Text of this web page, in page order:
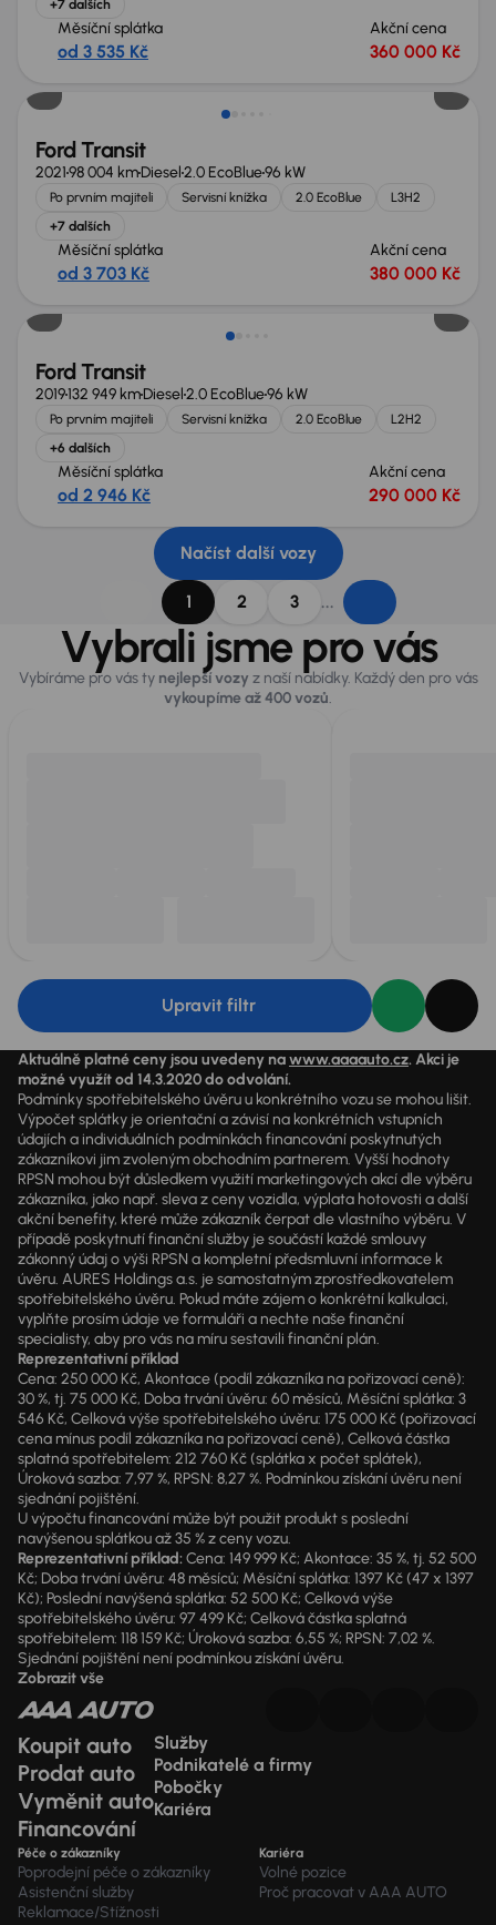
+7 dalších
Měsíční splátka
od 3 535 Kč
Akční cena
360 000 Kč
Nově v nabídce
Ford Transit
202198 004 kmDiesel2.0 EcoBlue96 kW
Po prvním majiteli Servisní knížka 2.0 EcoBlue
L3H2
+7 dalších
Měsíční splátka
od 3 703 Kč
Akční cena
380 000 Kč
Extra sleva 19 000 Kč
Ford Transit
2019132 949 kmDiesel2.0 EcoBlue96 kW
Po prvním majiteli Servisní knížka 2.0 EcoBlue
L2H2
+6 dalších
Měsíční splátka
od 2 946 Kč
Akční cena
290 000 Kč
Načíst další vozy
1 2 3 ...
Vybrali jsme pro vás
Vybíráme pro vás ty nejlepší vozy z naší nabídky. Každý den pro vás
vykoupíme až 400 vozů.
Upravit filtr
Aktuálně platné ceny jsou uvedeny nawww.aaaauto.cz. Akci je
možné využít od 14.3.2020 do odvolání.
Podmínky spotřebitelského úvěru u konkrétního vozu se mohou lišit.
Výpočet splátky je orientační a závisí na konkrétních vstupních
údajích a individuálních podmínkách financování poskytnutých
zákazníkovi jim zvoleným obchodním partnerem. Vyšší hodnoty
RPSN mohou být důsledkem využití marketingových akcí dle výběru
zákazníka, jako např. sleva z ceny vozidla, výplata hotovosti a další
akční benefity, které může zákazník čerpat dle vlastního výběru. V
případě poskytnutí finanční služby je součástí každé smlouvy
zákonný údaj o výši RPSN a kompletní předsmluvní informace k
úvěru. AURES Holdings a.s. je samostatným zprostředkovatelem
spotřebitelského úvěru. Pokud máte zájem o konkrétní kalkulaci,
vyplňte prosím údaje ve formuláři a nechte naše finanční
specialisty, aby pro vás na míru sestavili finanční plán.
Reprezentativní příklad
Cena: 250 000 Kč, Akontace (podíl zákazníka na pořizovací ceně):
30 %, tj. 75 000 Kč, Doba trvání úvěru: 60 měsíců, Měsíční splátka: 3
546 Kč, Celková výše spotřebitelského úvěru: 175 000 Kč (pořizovací
cena mínus podíl zákazníka na pořizovací ceně), Celková částka
splatná spotřebitelem: 212 760 Kč (splátka x počet splátek),
Úroková sazba: 7,97 %, RPSN: 8,27 %. Podmínkou získání úvěru není
sjednání pojištění.
U výpočtu financování může být použit produkt s poslední
navýšenou splátkou až 35 % z ceny vozu.
Reprezentativní příklad:Cena: 149 999 Kč; Akontace: 35 %, tj. 52 500
Kč; Doba trvání úvěru: 48 měsíců; Měsíční splátka: 1397 Kč (47 x 1397
Kč); Poslední navýšená splátka: 52 500 Kč; Celková výše
spotřebitelského úvěru: 97 499 Kč; Celková částka splatná
spotřebitelem: 118 159 Kč; Úroková sazba: 6,55 %; RPSN: 7,02 %.
Sjednání pojištění není podmínkou získání úvěru.
Zobrazit vše
Koupit auto
Prodat auto
Vyměnit auto
Financování
Služby
Podnikatelé a firmy
Pobočky
Kariéra
Péče o zákazníky
Poprodejní péče o zákazníky
Asistenční služby
Reklamace/Stížnosti
Kariéra
Volné pozice
Proč pracovat v AAA AUTO